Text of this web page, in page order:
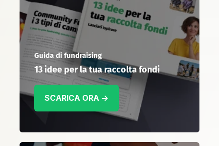
Guida di fundraising
13 idee per la tua raccolta fondi
SCARICA ORA →